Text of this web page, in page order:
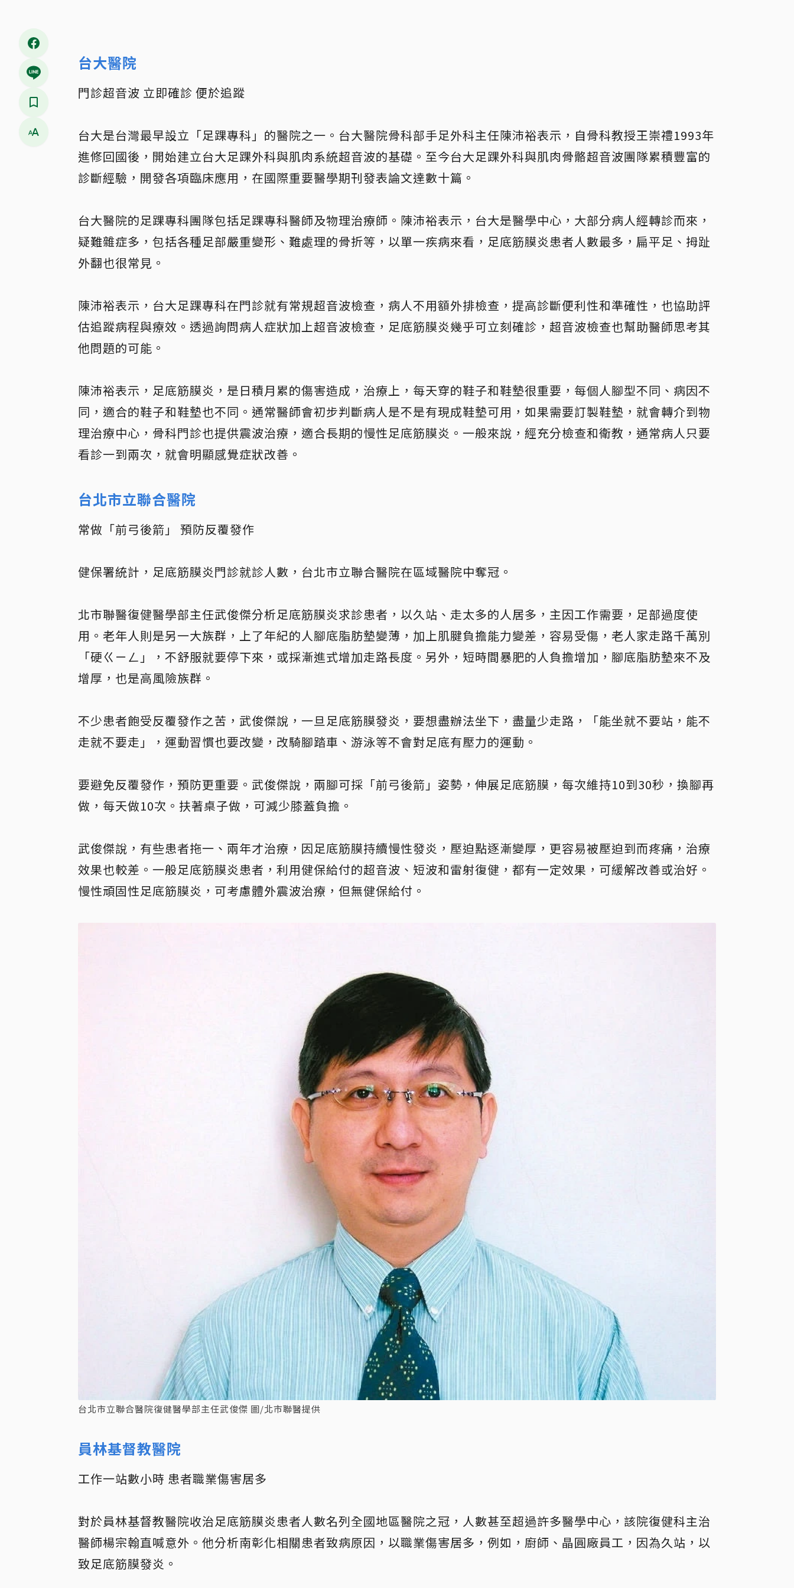
台大醫院
門診超音波 立即確診 便於追蹤
台大是台灣最早設立「足踝專科」的醫院之一。台大醫院骨科部手足外科主任陳沛裕表示，自骨科教授王崇禮1993年
進修回國後，開始建立台大足踝外科與肌肉系統超音波的基礎。至今台大足踝外科與肌肉骨骼超音波團隊累積豐富的
診斷經驗，開發各項臨床應用，在國際重要醫學期刊發表論文達數十篇。
台大醫院的足踝專科團隊包括足踝專科醫師及物理治療師。陳沛裕表示，台大是醫學中心，大部分病人經轉診而來，
疑難雜症多，包括各種足部嚴重變形、難處理的骨折等，以單一疾病來看，足底筋膜炎患者人數最多，扁平足、拇趾
外翻也很常見。
陳沛裕表示，台大足踝專科在門診就有常規超音波檢查，病人不用額外排檢查，提高診斷便利性和準確性，也協助評
估追蹤病程與療效。透過詢問病人症狀加上超音波檢查，足底筋膜炎幾乎可立刻確診，超音波檢查也幫助醫師思考其
他問題的可能。
陳沛裕表示， 足底筋膜炎，是日積月累的傷害造成，治療上，每天穿的鞋子和鞋墊很重要，每個人腳型不同、病因不
同，適合的鞋子和鞋墊也不同 。通常醫師會初步判斷病人是不是有現成鞋墊可用，如果需要訂製鞋墊，就會轉介到物
理治療中心，骨科門診也提供震波治療，適合長期的慢性足底筋膜炎。一般來說，經充分檢查和衛教，通常病人只要
看診一到兩次，就會明顯感覺症狀改善。
台北市立聯合醫院
常做「前弓後箭」 預防反覆發作
健保署統計，足底筋膜炎門診就診人數，台北市立聯合醫院在區域醫院中奪冠。
北市聯醫復健醫學部主任武俊傑分析足底筋膜炎求診患者，以久站、走太多的人居多，主因工作需要，足部過度使
用。老年人則是另一大族群，上了年紀的人腳底脂肪墊變薄，加上肌腱負擔能力變差，容易受傷，老人家走路千萬別
「硬ㄍㄧㄥ」，不舒服就要停下來，或採漸進式增加走路長度。另外，短時間暴肥的人負擔增加，腳底脂肪墊來不及
增厚，也是高風險族群。
不少患者飽受反覆發作之苦，武俊傑說， 一旦足底筋膜發炎，要想盡辦法坐下，盡量少走路，「能坐就不要站，能不
走就不要走」，運動習慣也要改變，改騎腳踏車、游泳等不會對足底有壓力的運動 。
要避免反覆發作，預防更重要。武俊傑說，兩腳可採「前弓後箭」姿勢，伸展足底筋膜，每次維持10到30秒，換腳再
做，每天做10次。扶著桌子做，可減少膝蓋負擔。
武俊傑說，有些患者拖一、兩年才治療，因足底筋膜持續慢性發炎，壓迫點逐漸變厚，更容易被壓迫到而疼痛，治療
效果也較差。一般足底筋膜炎患者，利用健保給付的超音波、短波和雷射復健，都有一定效果，可緩解改善或治好。
慢性頑固性足底筋膜炎，可考慮體外震波治療，但無健保給付。
台北市立聯合醫院復健醫學部主任武俊傑 圖/北市聯醫提供
員林基督教醫院
工作一站數小時 患者職業傷害居多
對於員林基督教醫院收治足底筋膜炎患者人數名列全國地區醫院之冠，人數甚至超過許多醫學中心，該院復健科主治
醫師楊宗翰直喊意外。他分析南彰化相關患者致病原因，以職業傷害居多，例如，廚師、晶圓廠員工，因為久站，以
致足底筋膜發炎 。